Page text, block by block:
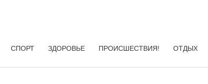
СПОРТ ЗДОРОВЬЕ ПРОИСШЕСТВИЯ! ОТДЫХ